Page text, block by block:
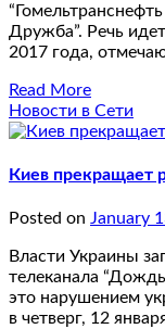
Дружба”. Речь
2017 года,
Read More
Новости в Сети
Киев прекращает
Posted on January
Власти Украины
телеканала
это нарушением
в четверг, 12